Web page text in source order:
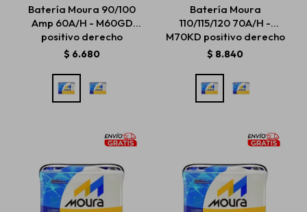
Batería Moura 90/100
Amp 60A/H - M60GD
positivo derecho
$ 6.680
Batería Moura
110/115/120 70A/H -
M70KD positivo derecho
$ 8.840